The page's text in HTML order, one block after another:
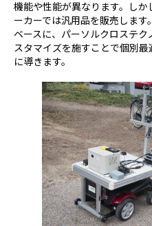
機能や性能が異なります。し
ーカーでは汎用品を販売しま
ベースに、パーソルクロステ
スタマイズを施すことで個別
に導きます。